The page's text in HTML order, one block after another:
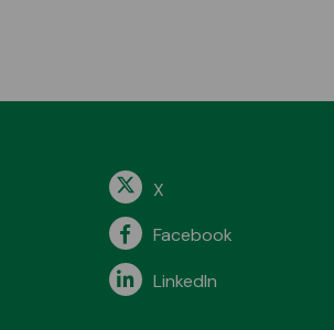
X
Facebook
LinkedIn